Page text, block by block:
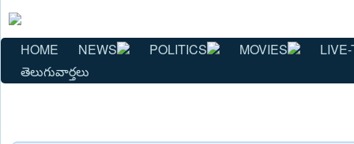
HOME NEWS POLITICS MOVIES
తెలుగువార్తలు